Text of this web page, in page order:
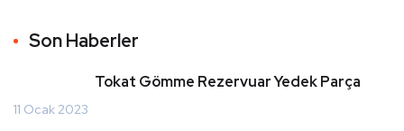
Son Haberler
Tokat Gömme Rezervuar Yedek Parça
11 Ocak 2023